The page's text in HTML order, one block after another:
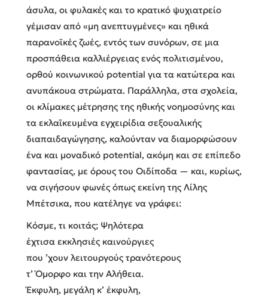
άσυλα, οι φυλακές και το κρατικό ψυχιατρείο
γέμισαν από «μη ανεπτυγμένες» και ηθικά
παρανοϊκές ζωές, εντός των συνόρων, σε μια
προσπάθεια καλλιέργειας ενός πολιτισμένου,
ορθού κοινωνικού potential για τα κατώτερα και
ανυπάκουα στρώματα. Παράλληλα, στα σχολεία,
οι κλίμακες μέτρησης της ηθικής νοημοσύνης και
τα εκλαϊκευμένα εγχειρίδια σεξουαλικής
διαπαιδαγώγησης, καλούνταν να διαμορφώσουν
ένα και μοναδικό potential, ακόμη και σε επίπεδο
φαντασίας, με όρους του Οιδίποδα — και, κυρίως,
να σιγήσουν φωνές όπως εκείνη της Λίλης
Μπέτσικα, που κατέληγε να γράφει:
Κόσμε, τι κοιτάς; Ψηλότερα
έχτισα εκκλησιές καινούργιες
που ’χουν λειτουργούς τρανότερους
τ’ Όμορφο και την Αλήθεια.
Έκφυλη, μεγάλη κ’ έκφυλη,